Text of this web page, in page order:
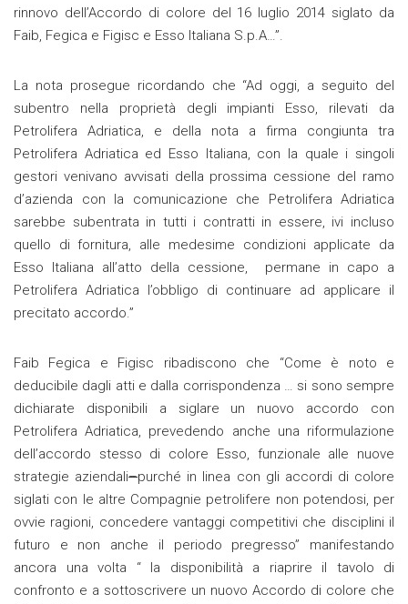
rinnovo dell’Accordo di colore del 16 luglio 2014 siglato da
Faib, Fegica e Figisc e Esso Italiana S.p.A…”.
La nota prosegue ricordando che “Ad oggi, a seguito del
subentro nella proprietà degli impianti Esso, rilevati da
Petrolifera Adriatica, e della nota a firma congiunta tra
Petrolifera Adriatica ed Esso Italiana, con la quale i singoli
gestori venivano avvisati della prossima cessione del ramo
d’azienda con la comunicazione che Petrolifera Adriatica
sarebbe subentrata in tutti i contratti in essere, ivi incluso
quello di fornitura, alle medesime condizioni applicate da
Esso Italiana all’atto della cessione, permane in capo a
Petrolifera Adriatica l’obbligo di continuare ad applicare il
precitato accordo.”
Faib Fegica e Figisc ribadiscono che “Come è noto e
deducibile dagli atti e dalla corrispondenza … si sono sempre
dichiarate disponibili a siglare un nuovo accordo con
Petrolifera Adriatica, prevedendo anche una riformulazione
dell’accordo stesso di colore Esso, funzionale alle nuove
strategie aziendali–purché in linea con gli accordi di colore
siglati con le altre Compagnie petrolifere non potendosi, per
ovvie ragioni, concedere vantaggi competitivi che disciplini il
futuro e non anche il periodo pregresso” manifestando
ancora una volta “ la disponibilità a riaprire il tavolo di
confronto e a sottoscrivere un nuovo Accordo di colore che